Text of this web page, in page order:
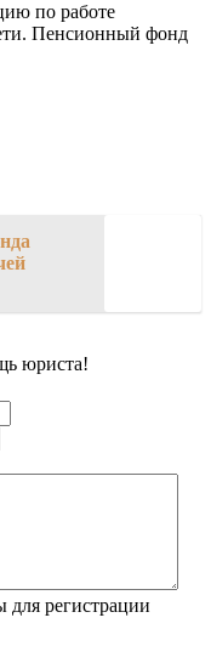
по работе
Пенсионный фонд
юриста!
регистрации